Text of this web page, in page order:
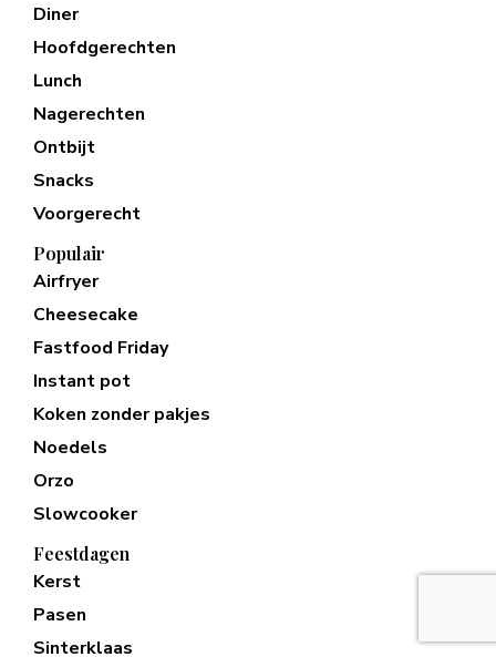
Diner
Hoofdgerechten
Lunch
Nagerechten
Ontbijt
Snacks
Voorgerecht
Populair
Airfryer
Cheesecake
Fastfood Friday
Instant pot
Koken zonder pakjes
Noedels
Orzo
Slowcooker
Feestdagen
Kerst
Pasen
Sinterklaas